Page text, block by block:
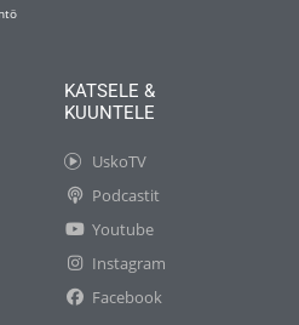
KATSELE &
KUUNTELE
UskoTV
Podcastit
Youtube
Instagram
Facebook